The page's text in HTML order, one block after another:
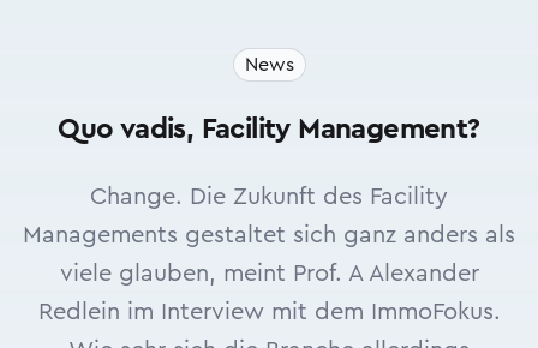
News
Quo vadis, Facility Management?
Change. Die Zukunft des Facility
Managements gestaltet sich ganz anders als
viele glauben, meint Prof. A Alexander
Redlein im Interview mit dem ImmoFokus.